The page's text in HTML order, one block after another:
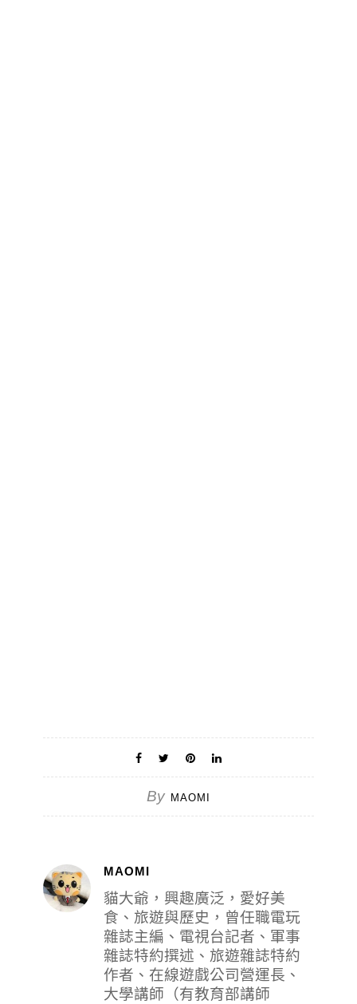
By MAOMI
MAOMI
貓大爺，興趣廣泛，愛好美
食、旅遊與歷史，曾任職電玩
雜誌主編、電視台記者、軍事
雜誌特約撰述、旅遊雜誌特約
作者、在線遊戲公司營運長、
大學講師（有教育部講師